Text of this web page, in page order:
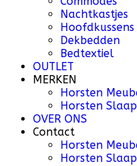
Nachtkastjes
Hoofdkussens
Dekbedden
Bedtextiel
OUTLET
MERKEN
Horsten
Horsten
OVER ONS
Contact
Horsten
Horsten